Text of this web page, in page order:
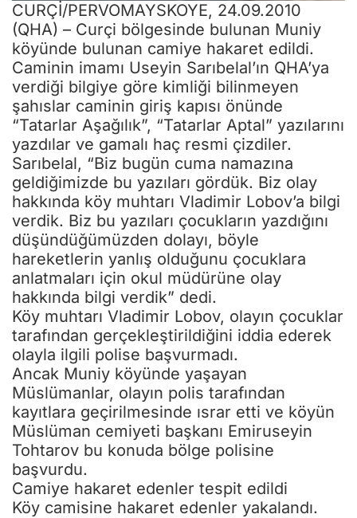
CURÇİ/PERVOMAYSKOYE, 24.09.2010
(QHA) – Curçi bölgesinde bulunan Muniy
köyünde bulunan camiye hakaret edildi.
Caminin imamı Useyin Sarıbelal’ın QHA’ya
verdiği bilgiye göre kimliği bilinmeyen
şahıslar caminin giriş kapısı önünde
“Tatarlar Aşağılık”, “Tatarlar Aptal” yazılarını
yazdılar ve gamalı haç resmi çizdiler.
Sarıbelal, “Biz bugün cuma namazına
geldiğimizde bu yazıları gördük. Biz olay
hakkında köy muhtarı Vladimir Lobov’a bilgi
verdik. Biz bu yazıları çocukların yazdığını
düşündüğümüzden dolayı, böyle
hareketlerin yanlış olduğunu çocuklara
anlatmaları için okul müdürüne olay
hakkında bilgi verdik” dedi.
Köy muhtarı Vladimir Lobov, olayın çocuklar
tarafından gerçekleştirildiğini iddia ederek
olayla ilgili polise başvurmadı.
Ancak Muniy köyünde yaşayan
Müslümanlar, olayın polis tarafından
kayıtlara geçirilmesinde ısrar etti ve köyün
Müslüman cemiyeti başkanı Emiruseyin
Tohtarov bu konuda bölge polisine
başvurdu.
Camiye hakaret edenler tespit edildi
Köy camisine hakaret edenler yakalandı.